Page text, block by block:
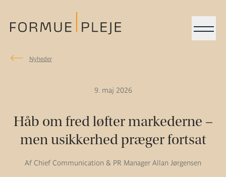
Menu
Nyheder
9. maj 2026
Håb om fred løfter markederne –
men usikkerhed præger fortsat
Af Chief Communication & PR Manager Allan Jørgensen